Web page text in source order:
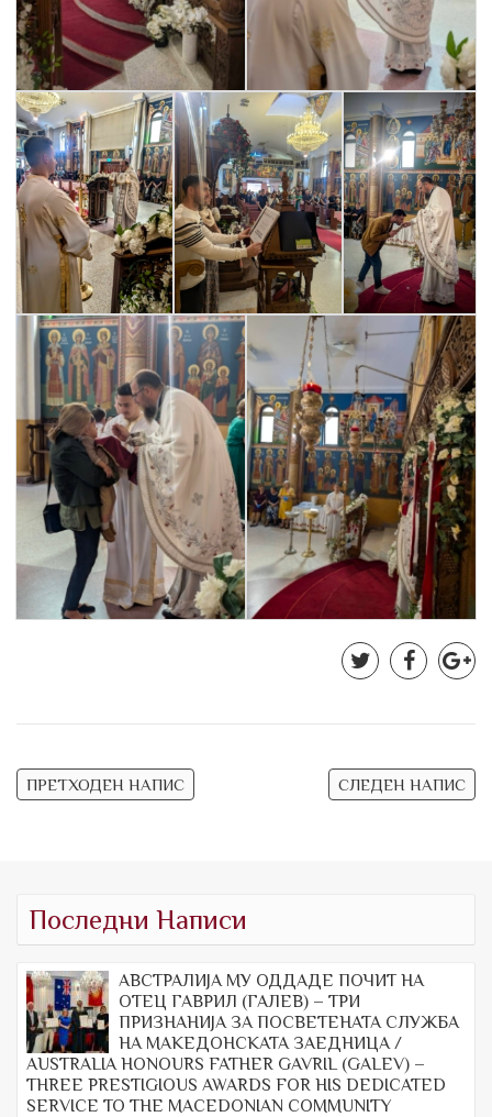
Навигација
ПРЕТХОДЕН НАПИС СЛЕДЕН НАПИС
Последни Написи
АВСТРАЛИЈА МУ ОДДАДЕ ПОЧИТ НА
ОТЕЦ ГАВРИЛ (ГАЛЕВ) – ТРИ
ПРИЗНАНИЈА ЗА ПОСВЕТЕНАТА СЛУЖБА
НА МАКЕДОНСКАТА ЗАЕДНИЦА /
AUSTRALIA HONOURS FATHER GAVRIL (GALEV) –
THREE PRESTIGIOUS AWARDS FOR HIS DEDICATED
SERVICE TO THE MACEDONIAN COMMUNITY